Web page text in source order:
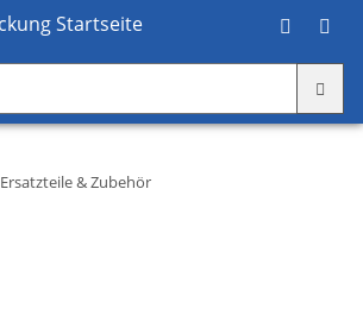
Ersatzteile & Zubehör